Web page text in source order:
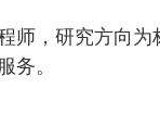
师，研究方向
务。